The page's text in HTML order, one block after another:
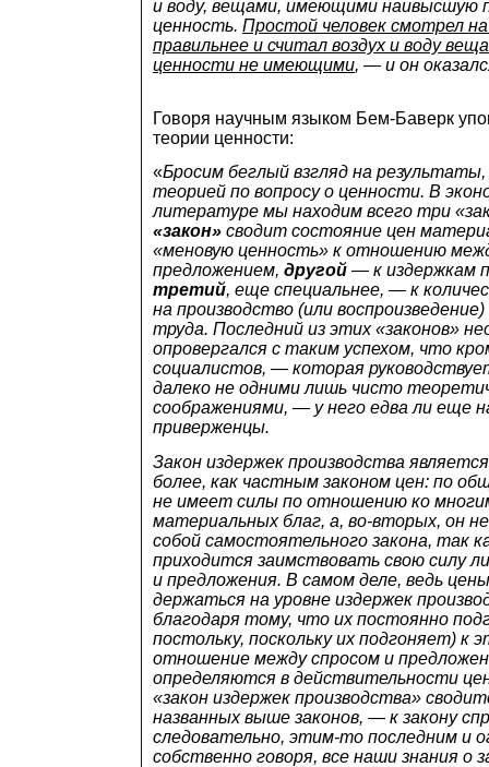
и воду, вещами, имеющими наивысшую
ценность. Простой человек смотрел
правильнее и считал воздух и воду
ценности не имеющими, — и он
Говоря научным языком Бем-Баверк
теории ценности:
«Бросим беглый взгляд на
теорией по вопросу о ценности. В
литературе мы находим всего три
«закон» сводит состояние цен
«меновую ценность» к отношению
предложением, другой — к издержкам
третий, еще специальнее, — к
на производство (или
труда. Последний из этих «законов»
опровергался с таким успехом, что
социалистов, — которая
далеко не одними лишь чисто
соображениями, — у него едва ли еще
приверженцы.
Закон издержек производства
более, как частным законом цен: по
не имеет силы по отношению ко
материальных благ, а, во-вторых, он
собой самостоятельного закона, так
приходится заимствовать свою силу
и предложения. В самом деле, ведь
держаться на уровне издержек
благодаря тому, что их постоянно
постольку, поскольку их подгоняет) к
отношение между спросом и
определяются в действительности
«закон издержек производства»
названных выше законов, — к закону
следовательно, этим-то последним и
собственно говоря, все наши знания о